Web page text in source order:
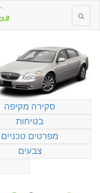
סקירה מקיפה
בטיחות
מפרטים טכניים
צבעים